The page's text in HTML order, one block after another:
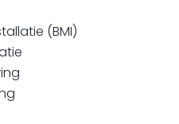
(BMI)